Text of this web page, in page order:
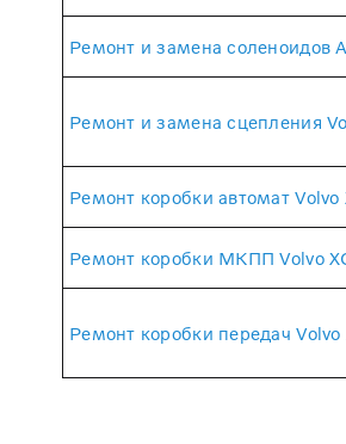
Ремонт и замена соленоидов
Ремонт и замена сцепления
Ремонт коробки автомат Volvo
Ремонт коробки МКПП Volvo
Ремонт коробки передач Volvo